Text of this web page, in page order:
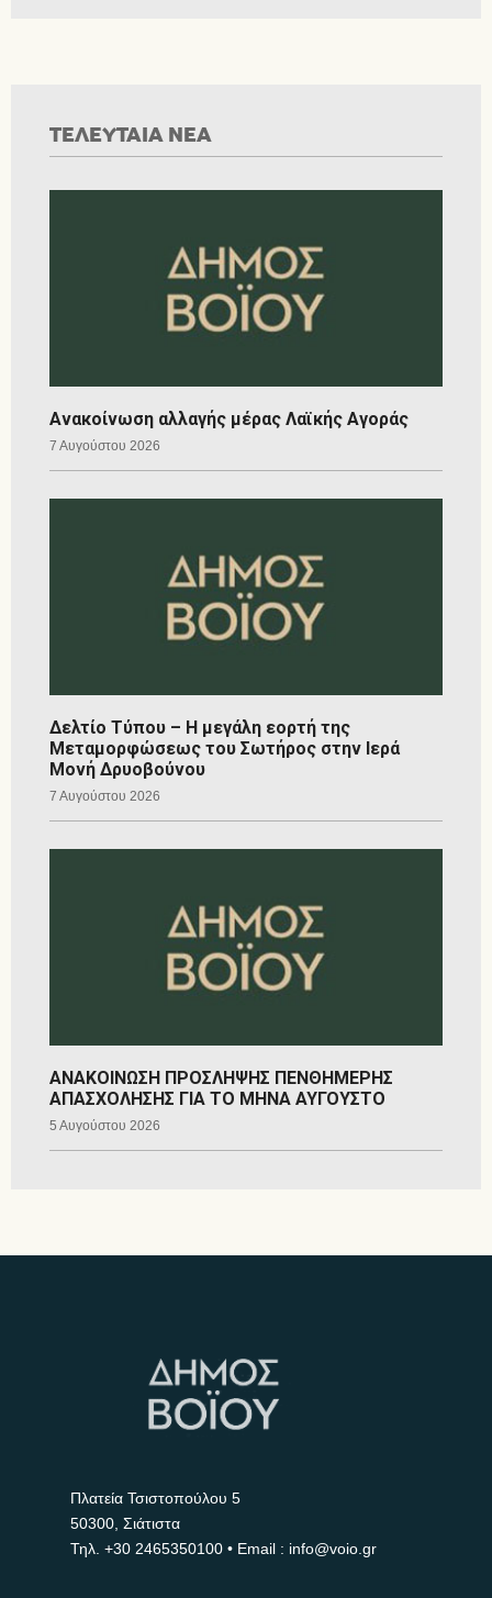
ΤΕΛΕΥΤΑΙΑ ΝΕΑ
Ανακοίνωση αλλαγής μέρας Λαϊκής Αγοράς
7 Αυγούστου 2026
Δελτίο Τύπου – Η μεγάλη εορτή της
Μεταμορφώσεως του Σωτήρος στην Ιερά
Μονή Δρυοβούνου
7 Αυγούστου 2026
ΑΝΑΚΟΙΝΩΣΗ ΠΡΟΣΛΗΨΗΣ ΠΕΝΘΗΜΕΡΗΣ
ΑΠΑΣΧΟΛΗΣΗΣ ΓΙΑ ΤΟ ΜΗΝΑ ΑΥΓΟΥΣΤΟ
5 Αυγούστου 2026
Πλατεία Τσιστοπούλου 5
50300, Σιάτιστα
Τηλ. +30 2465350100 • Email : info@voio.gr